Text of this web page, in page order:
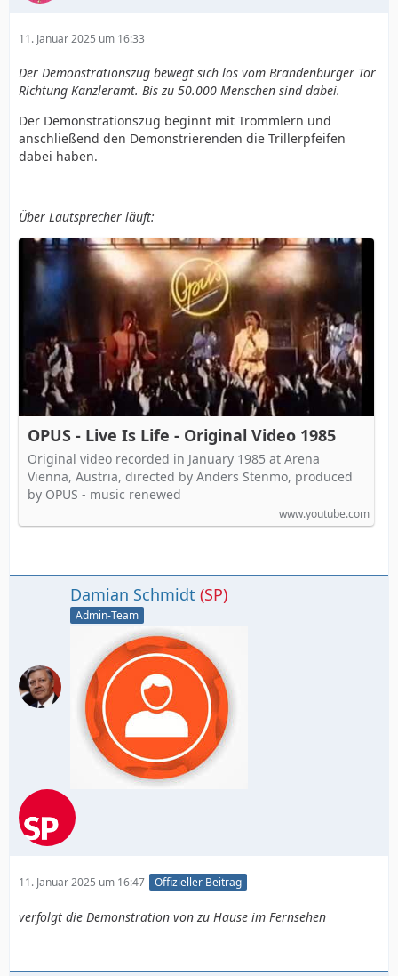
11. Januar 2025 um 16:33
Der Demonstrationszug bewegt sich los vom Brandenburger Tor
Richtung Kanzleramt. Bis zu 50.000 Menschen sind dabei.
Der Demonstrationszug beginnt mit Trommlern und
anschließend den Demonstrierenden die Trillerpfeifen
dabei haben.
Über Lautsprecher läuft:
OPUS - Live Is Life - Original Video 1985
Original video recorded in January 1985 at Arena
Vienna, Austria, directed by Anders Stenmo, produced
by OPUS - music renewed
www.youtube.com
Damian Schmidt (SP)
Admin-Team
11. Januar 2025 um 16:47 Offizieller Beitrag
verfolgt die Demonstration von zu Hause im Fernsehen